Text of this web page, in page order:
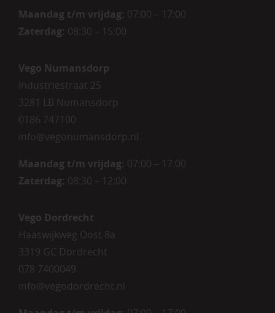
Maandag t/m vrijdag: 07:00 – 17:00
Zaterdag: 08:30 – 15:00
Vego Numansdorp
Industriestraat 25
3281 LB Numansdorp
0186 747100
info@vegonumansdorp.nl
Maandag t/m vrijdag: 07:00 – 17:00
Zaterdag: 08:30 – 12:00
Vego Dordrecht
Haaswijkweg Oost 8a
3319 GC Dordrecht
078 7400049
info@vegodordrecht.nl